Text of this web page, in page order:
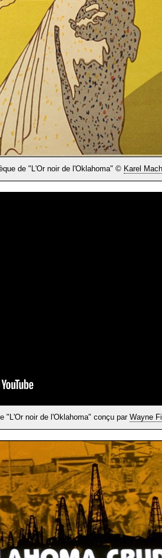
de "L'Or noir de l'Oklahoma" © Karel
"L'Or noir de l'Oklahoma" conçu parWayne